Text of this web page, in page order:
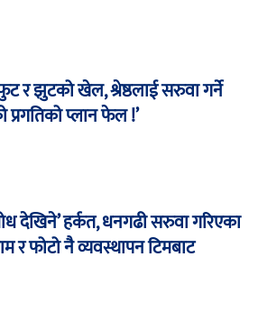
र झुटको खेल, श्रेष्ठलाई सरुवा गर्ने
प्रगतिको प्लान फेल !’
देखिने’ हर्कत, धनगढी सरुवा गरिएका
र फोटो नै व्यवस्थापन टिमबाट